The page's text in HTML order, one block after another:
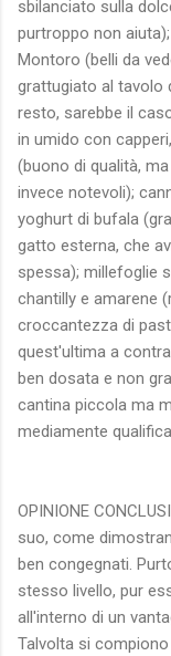
sbilanciato sulla
purtroppo non
Montoro (belli da
grattugiato al tavolo
resto, sarebbe il
in umido con
(buono di qualità,
invece notevoli);
yoghurt di bufala
gatto esterna, che
spessa); millefoglie
chantilly e amarene
croccantezza di
quest'ultima a
ben dosata e non
cantina piccola ma
mediamente
OPINIONE
suo, come
ben congegnati.
stesso livello, pur
all'interno di un
Talvolta si